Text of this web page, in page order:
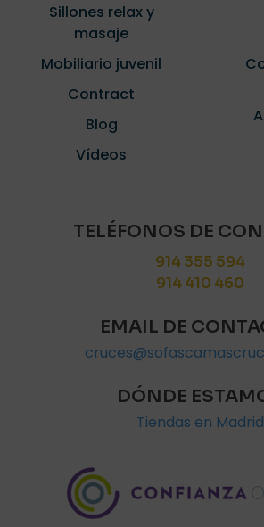
Sillones relax y
masaje
Mobiliario juvenil
Contract
Blog
Vídeos
TELÉFONOS DE
914 355 594
914 410 460
EMAIL DE
DÓNDE
Tiendas en Madrid